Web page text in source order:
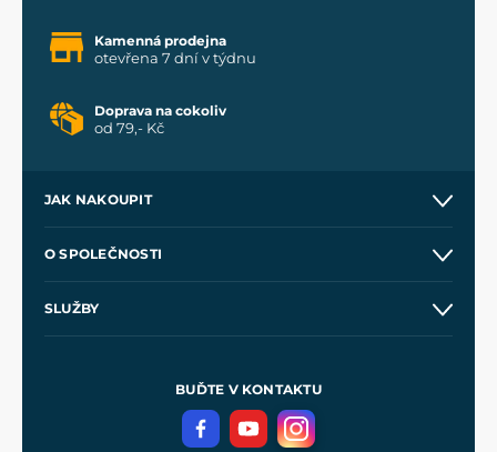
Kamenná prodejna
otevřena 7 dní v týdnu
Doprava na cokoliv
od 79,- Kč
JAK NAKOUPIT
Velkoobchod
O SPOLEČNOSTI
SLUŽBY
Meče pro Kingdom Come
BUĎTE V KONTAKTU